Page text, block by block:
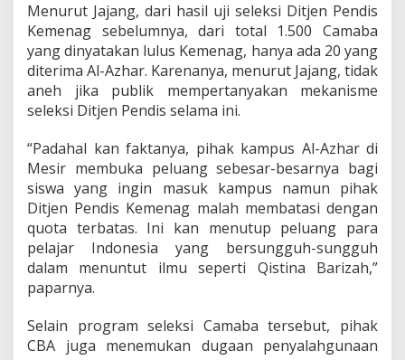
m
e
n
a
g
Menurut Jajang, dari hasil uji seleksi Ditjen Pendis
Kemenag sebelumnya, dari total 1.500 Camaba
yang dinyatakan lulus Kemenag, hanya ada 20 yang
diterima Al-Azhar. Karenanya, menurut Jajang, tidak
aneh jika publik mempertanyakan mekanisme
seleksi Ditjen Pendis selama ini.
“Padahal kan faktanya, pihak kampus Al-Azhar di
Mesir membuka peluang sebesar-besarnya bagi
siswa yang ingin masuk kampus namun pihak
Ditjen Pendis Kemenag malah membatasi dengan
quota terbatas. Ini kan menutup peluang para
pelajar Indonesia yang bersungguh-sungguh
dalam menuntut ilmu seperti Qistina Barizah,”
paparnya.
Selain program seleksi Camaba tersebut, pihak
CBA juga menemukan dugaan penyalahgunaan